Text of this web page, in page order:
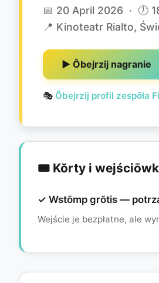
📅 20 April 2026 · 🕖
📍 Kinoteatr Rialto,
▶ Ôbejrzij nagranie
🎭 Ôbejrzij profil zespōła
🎟️ Kŏrty i
✓ Wstōmp grŏtis —
Wejście je bezpłatne, ale